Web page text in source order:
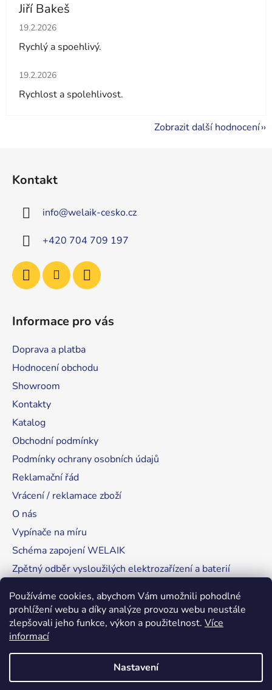
Používáme cookies, abychom Vám umožnili pohodlné
prohlížení webu a díky analýze provozu webu neustále
zlepšovali jeho funkce, výkon a použitelnost. Více
informací
Nastavení
Jiří Bakeš
Hodnocení obchodu je 5 z 5 hvězdiček.
19.2.2026
Rychlý a spoehlivý.
Hodnocení obchodu je 5 z 5 hvězdiček.
19.2.2026
Rychlost a spolehlivost.
Zobrazit další hodnocení
Kontakt
info@welaik-cesko.cz
+420 704 709 197
Informace pro vás
Doprava a platba
Hodnocení obchodu
Showroom
Kontakty
Katalog
Obchodní podmínky
Podmínky ochrany osobních údajů
Reklamační řád
Vrácení / reklamace zboží
O nás
Vypínače na míru
Schéma zapojení WELAIK
Zpětný odběr vysloužilých elektrozařízení a baterií
RozsvítímeSvět.cz